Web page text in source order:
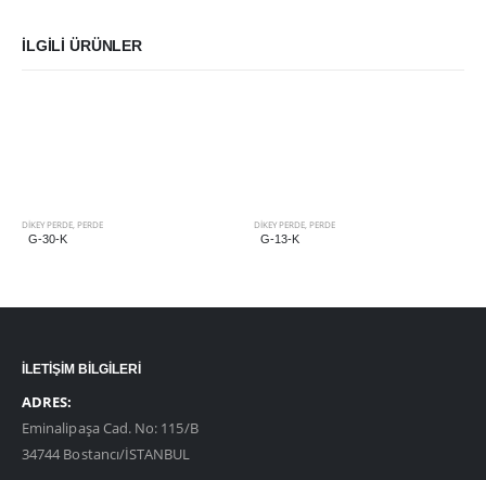
İLGILI ÜRÜNLER
DIKEY PERDE, PERDE
G-30-K
DIKEY PERDE, PERDE
G-13-K
İLETİŞİM BİLGİLERİ
ADRES:
Eminalipaşa Cad. No: 115/B
34744 Bostancı/İSTANBUL